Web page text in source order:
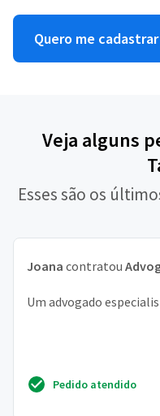
Quero me cadastrar
Veja alguns
Esses são os
Joana contratou
Um advogado
Pedido atendido